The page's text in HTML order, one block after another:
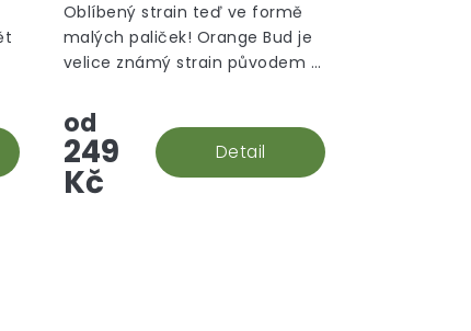
od
249
Kč
Detail
Oblíbený strain teď ve formě
malých paliček! Orange Bud je
velice známý strain původem z
převládá sativní gen a ten je na
první pohled ihned vidět.